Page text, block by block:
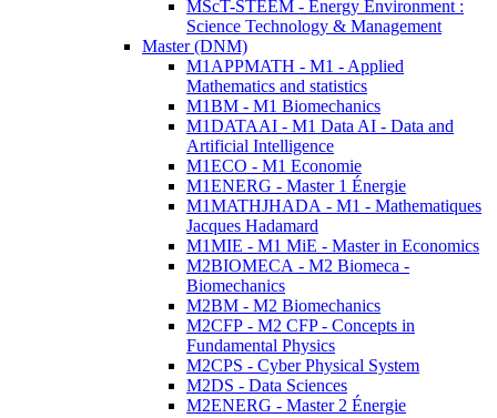
MScT-STEEM - Energy Environment :
Science Technology & Management
Master (DNM)
M1APPMATH - M1 - Applied
Mathematics and statistics
M1BM - M1 Biomechanics
M1DATAAI - M1 Data AI - Data and
Artificial Intelligence
M1ECO - M1 Economie
M1ENERG - Master 1 Énergie
M1MATHJHADA - M1 - Mathematiques
Jacques Hadamard
M1MIE - M1 MiE - Master in Economics
M2BIOMECA - M2 Biomeca -
Biomechanics
M2BM - M2 Biomechanics
M2CFP - M2 CFP - Concepts in
Fundamental Physics
M2CPS - Cyber Physical System
M2DS - Data Sciences
M2ENERG - Master 2 Énergie